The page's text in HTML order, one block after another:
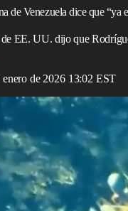
de Venezuela dice que “ya
EE. UU. dijo que
de 2026 13:02 EST
incauta un séptimo
está “harta” de recibir
después de que